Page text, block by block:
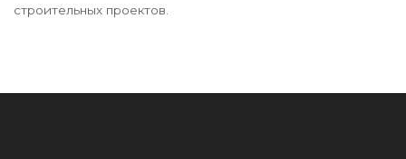
строительных проектов.